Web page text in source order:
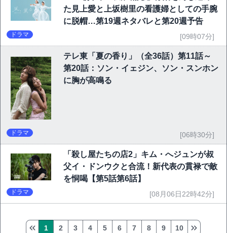
た見上愛と上坂樹里の看護婦としての手腕
に脱帽…第19週ネタバレと第20週予告
ドラマ [09時07分]
テレ東「夏の香り」（全36話）第11話～
第20話：ソン・イェジン、ソン・スンホン
に胸が高鳴る
ドラマ [06時30分]
「殺し屋たちの店2」キム・へジュンが叔
父イ・ドンウクと合流！新代表の貫禄で敵
を恫喝【第5話第6話】
ドラマ [08月06日22時42分]
1 2 3 4 5 6 7 8 9 10